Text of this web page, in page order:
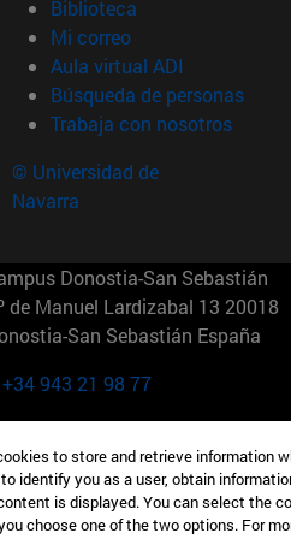
Biblioteca (abre en nueva
Mi correo(abre en nueva
Aula virtual ADI (abre en
Búsqueda de personas(abre
Trabaja con nosotros(abre
© Universidad de
Navarra
Donostia-San Sebastián
de Manuel Lardizabal 13 20018
San Sebastián España
+34 943 21 98 77
W 57th St 10019-2201 Nueva
to store and retrieve information
identify you as a user, obtain
is displayed. You can select the
choose one of the two options. For